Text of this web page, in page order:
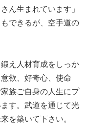
ん生まれています」
できるが、空手道の
え人材育成をしっか
欲、好奇心、使命
族ご自身の人生にプ
す。武道を通じて光
を築いて下さい。